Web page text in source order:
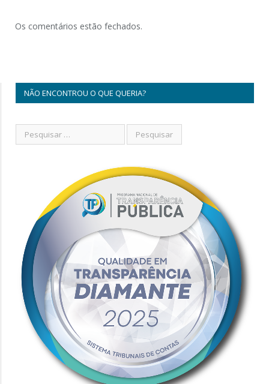
Os comentários estão fechados.
NÃO ENCONTROU O QUE QUERIA?